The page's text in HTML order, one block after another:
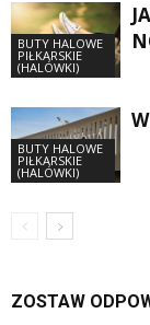
BUTY HALOWE
PIŁKARSKIE
(HALÓWKI)
BUTY HALOWE
PIŁKARSKIE
(HALÓWKI)
ZOSTAW